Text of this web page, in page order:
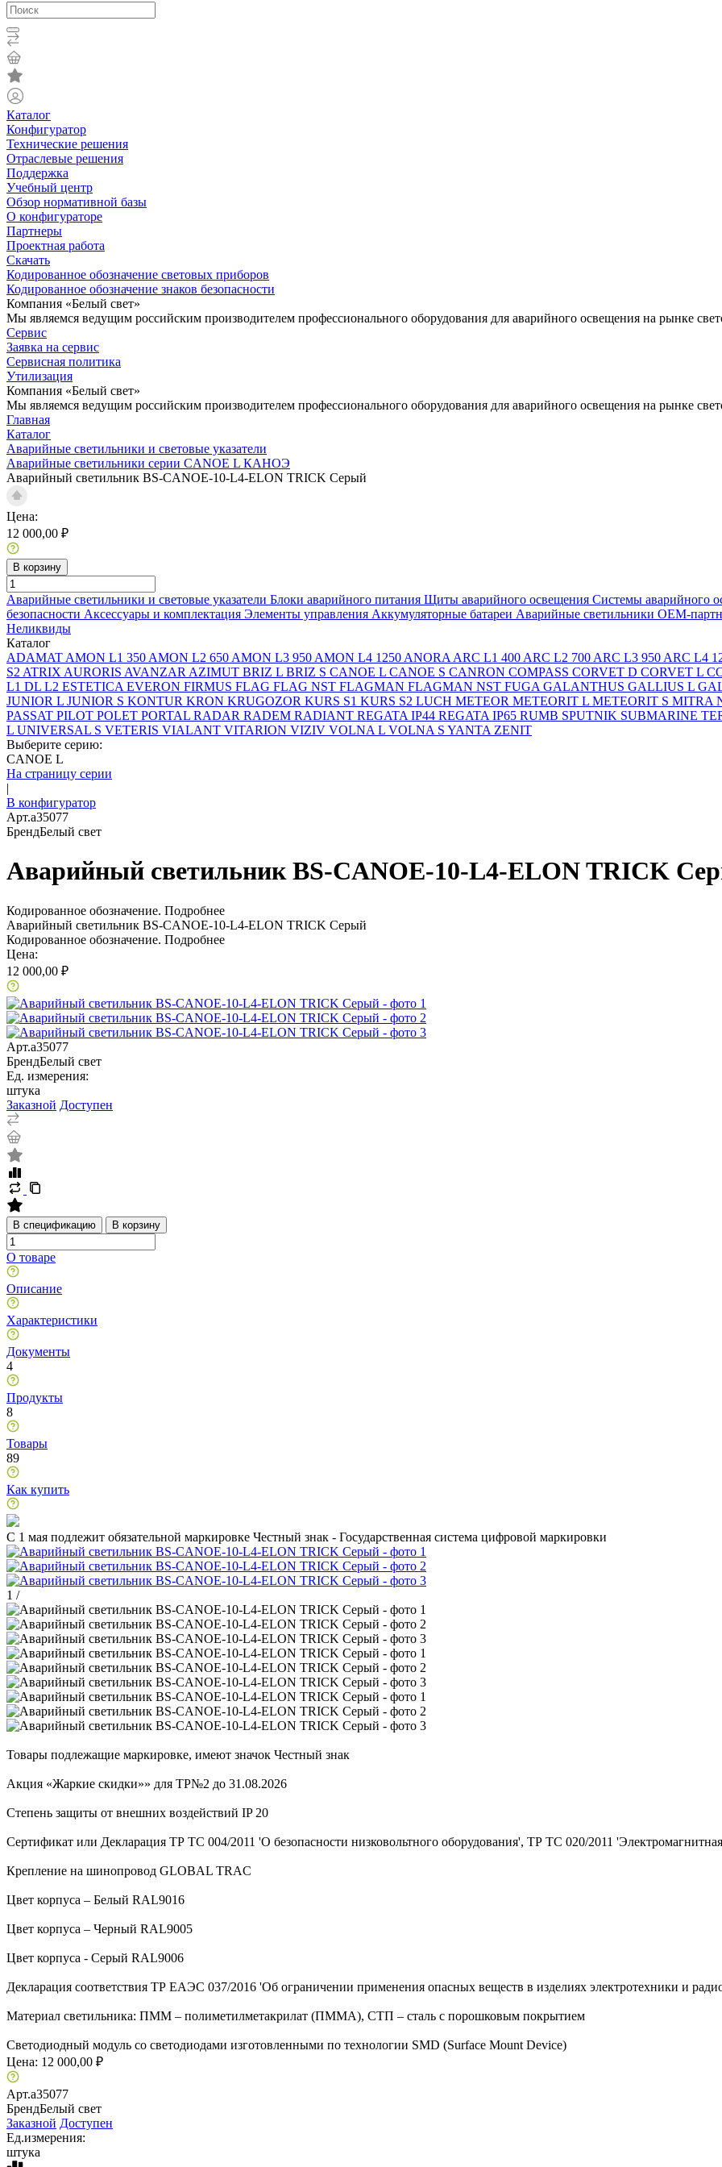
Каталог
Конфигуратор
Технические решения
Отраслевые решения
Поддержка
Учебный центр
Обзор нормативной базы
О конфигураторе
Партнеры
Проектная работа
Скачать
Кодированное обозначение световых приборов
Кодированное обозначение знаков безопасности
Компания «Белый свет»
Мы являемся ведущим российским производителем профессионального оборудования для аварийного освещения на рынке
Сервис
Заявка на сервис
Сервисная политика
Утилизация
Компания «Белый свет»
Мы являемся ведущим российским производителем профессионального оборудования для аварийного освещения на рынке
Главная
Каталог
Аварийные светильники и световые указатели
Аварийные светильники серии CANOE L КАНОЭ
Аварийный светильник BS-CANOE-10-L4-ELON TRICK Серый
Цена:
12 000,00 ₽
В корзину
Аварийные светильники и световые указатели Блоки аварийного питания Щиты аварийного освещения Системы аварийного
безопасности Аксессуары и комплектация Элементы управления Аккумуляторные батареи Аварийные светильники ОЕМ-
Неликвиды
Каталог
ADAMAT AMON L1 350 AMON L2 650 AMON L3 950 AMON L4 1250 ANORA ARC L1 400 ARC L2 700 ARC L3 950 ARC L4
S2 ATRIX AURORIS AVANZAR AZIMUT BRIZ L BRIZ S CANOE L CANOE S CANRON COMPASS CORVET D CORVET L
L1 DL L2 ESTETICA EVERON FIRMUS FLAG FLAG NST FLAGMAN FLAGMAN NST FUGA GALANTHUS GALLIUS L
JUNIOR L JUNIOR S KONTUR KRON KRUGOZOR KURS S1 KURS S2 LUCH METEOR METEORIT L METEORIT S MITRA
PASSAT PILOT POLET PORTAL RADAR RADEM RADIANT REGATA IP44 REGATA IP65 RUMB SPUTNIK SUBMARINE
L UNIVERSAL S VETERIS VIALANT VITARION VIZIV VOLNA L VOLNA S YANTA ZENIT
Выберите серию:
CANOE L
На страницу серии
|
В конфигуратор
Арт.a35077
БрендБелый свет
Аварийный светильник BS-CANOE-10-L4-ELON TRICK
Кодированное обозначение. Подробнее
Аварийный светильник BS-CANOE-10-L4-ELON TRICK Серый
Кодированное обозначение. Подробнее
Цена:
12 000,00 ₽
Арт.a35077
БрендБелый свет
Ед. измерения:
штука
Заказной Доступен
В спецификацию В корзину
О товаре
Описание
Характеристики
Документы
4
Продукты
8
Товары
89
Как купить
C 1 мая подлежит обязательной маркировке Честный знак - Государственная система цифровой маркировки
1 /
Товары подлежащие маркировке, имеют значок Честный знак
Акция «Жаркие скидки»» для ТР№2 до 31.08.2026
Степень защиты от внешних воздействий IP 20
Сертификат или Декларация ТР ТС 004/2011 'О безопасности низковольтного оборудования', ТР ТС 020/2011
Крепление на шинопровод GLOBAL TRAC
Цвет корпуса – Белый RAL9016
Цвет корпуса – Черный RAL9005
Цвет корпуса - Серый RAL9006
Декларация соответствия ТР ЕАЭС 037/2016 'Об ограничении применения опасных веществ в изделиях электротехники и
Материал светильника: ПММ – полиметилметакрилат (ПММА), СТП – сталь с порошковым покрытием
Светодиодный модуль со светодиодами изготовленными по технологии SMD (Surface Mount Device)
Цена: 12 000,00 ₽
Арт.a35077
БрендБелый свет
Заказной Доступен
Ед.измерения:
штука